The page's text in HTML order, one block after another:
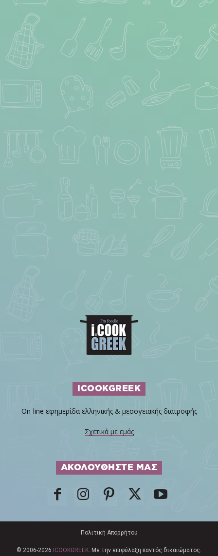
ICOOKGREEK
On-line εφημερίδα ελληνικής & μεσογειακής διατροφής
Σχετικά με εμάς
ΑΚΟΛΟΥΘΗΣΤΕ ΜΑΣ
Πολιτική Απορρήτου
© 2006-2026 ICOOKGREEK. Με την επιφύλαξη παντός δικαιώματος.